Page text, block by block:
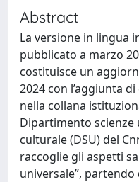
Abstract
La versione in lingua
pubblicato a marzo
costituisce un
2024 con l’aggiunta
nella collana
Dipartimento scienze
culturale (DSU) del
raccoglie gli aspetti
universale”,